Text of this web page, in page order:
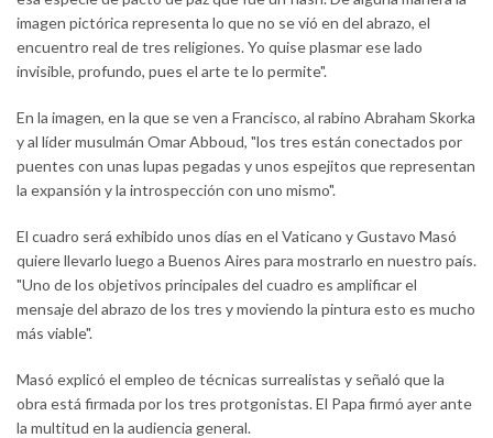
imagen pictórica representa lo que no se vió en del abrazo, el
encuentro real de tres religiones. Yo quise plasmar ese lado
invisible, profundo, pues el arte te lo permite".
En la imagen, en la que se ven a Francisco, al rabino Abraham Skorka
y al líder musulmán Omar Abboud, "los tres están conectados por
puentes con unas lupas pegadas y unos espejitos que representan
la expansión y la introspección con uno mismo".
El cuadro será exhibido unos días en el Vaticano y Gustavo Masó
quiere llevarlo luego a Buenos Aires para mostrarlo en nuestro país.
"Uno de los objetivos principales del cuadro es amplificar el
mensaje del abrazo de los tres y moviendo la pintura esto es mucho
más viable".
Masó explicó el empleo de técnicas surrealistas y señaló que la
obra está firmada por los tres protgonistas. El Papa firmó ayer ante
la multitud en la audiencia general.